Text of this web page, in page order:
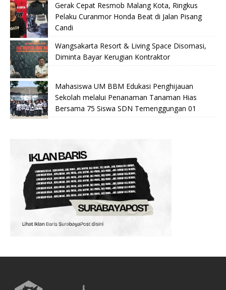
Gerak Cepat Resmob Malang Kota, Ringkus
Pelaku Curanmor Honda Beat di Jalan Pisang
Candi
Wangsakarta Resort & Living Space Disomasi,
Diminta Bayar Kerugian Kontraktor
Mahasiswa UM BBM Edukasi Penghijauan
Sekolah melalui Penanaman Tanaman Hias
Bersama 75 Siswa SDN Temenggungan 01